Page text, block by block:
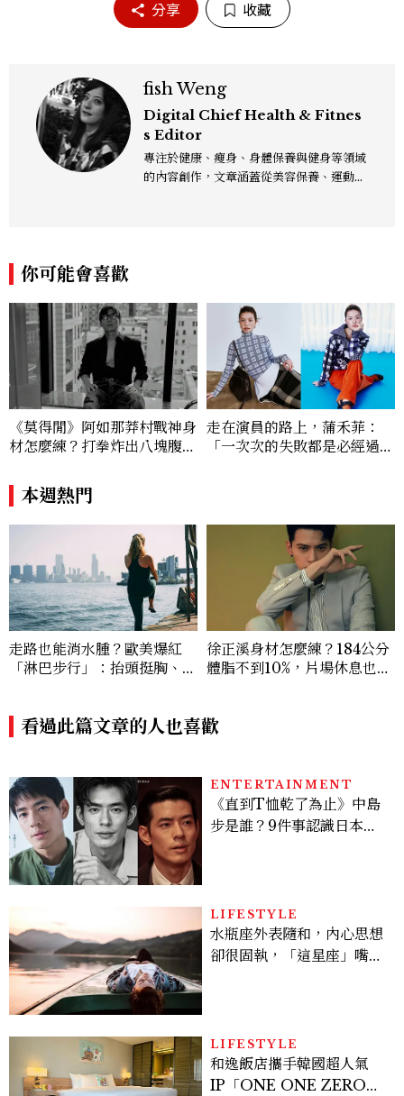
分享 收藏
fish Weng
Digital Chief Health & Fitnes
s Editor
專注於健康、瘦身、身體保養與健身等領域
的內容創作，文章涵蓋從美容保養、運動健
你可能會喜歡
《莫得閒》阿如那莽村戰神身
材怎麼練？打拳炸出八塊腹
走在演員的路上，蒲禾菲：
「一次次的失敗都是必經過
本週熱門
走路也能消水腫？歐美爆紅
「淋巴步行」：抬頭挺胸、自
徐正溪身材怎麼練？184公分
體脂不到10%，片場休息也在
看過此篇文章的人也喜歡
ENTERTAINMENT
《直到T恤乾了為止》中島
步是誰？9件事認識日本
LIFESTYLE
水瓶座外表隨和，內心思想
卻很固執，「這星座」嘴上
LIFESTYLE
和逸飯店攜手韓國超人氣
IP「ONE ONE ZERO